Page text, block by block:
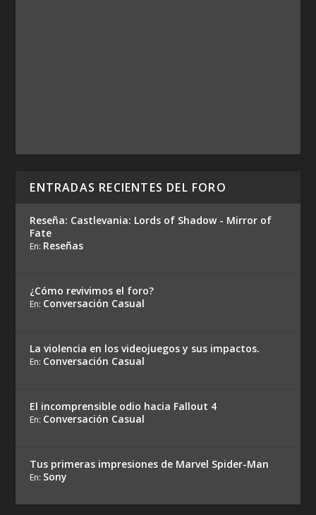
ENTRADAS RECIENTES DEL FORO
Reseña: Castlevania: Lords of Shadow - Mirror of
Fate
En: Reseñas
¿Cómo revivimos el foro?
En: Conversación Casual
La violencia en los videojuegos y sus impactos.
En: Conversación Casual
El incomprensible odio hacia Fallout 4
En: Conversación Casual
Tus primeras impresiones de Marvel Spider-Man
En: Sony